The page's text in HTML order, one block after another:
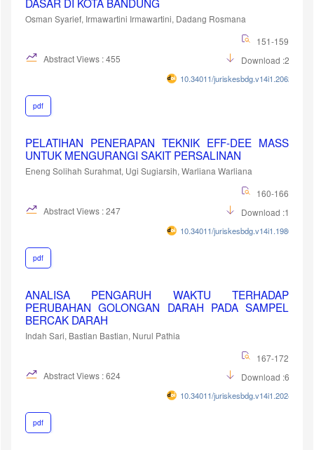
Osman Syarief, Irmawartini Irmawartini, Dadang Rosmana
151-159
Abstract Views : 455
Download :200
10.34011/juriskesbdg.v14i1.2062
pdf
PELATIHAN PENERAPAN TEKNIK EFF-DEE MASS
UNTUK MENGURANGI SAKIT PERSALINAN
Eneng Solihah Surahmat, Ugi Sugiarsih, Warliana Warliana
160-166
Abstract Views : 247
Download :179
10.34011/juriskesbdg.v14i1.1980
pdf
ANALISA PENGARUH WAKTU TERHADAP
PERUBAHAN GOLONGAN DARAH PADA SAMPEL
BERCAK DARAH
Indah Sari, Bastian Bastian, Nurul Pathia
167-172
Abstract Views : 624
Download :635
10.34011/juriskesbdg.v14i1.2024
pdf